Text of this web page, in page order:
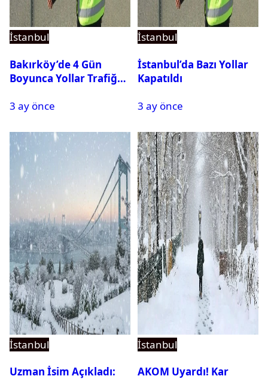
İstanbul
Bakırköy’de 4 Gün
Boyunca Yollar Trafiğe
3 ay önce
İstanbul
İstanbul’da Bazı Yollar
Kapatıldı
3 ay önce
İstanbul
Uzman İsim Açıkladı:
İstanbul
AKOM Uyardı! Kar